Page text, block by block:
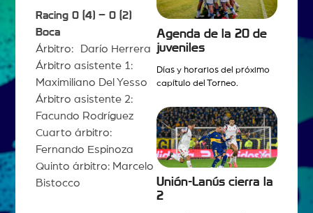
Racing 0 (4) – 0 (2)
Boca
Árbitro: Darío Herrera
Árbitro asistente 1:
Maximiliano Del Yesso
Árbitro asistente 2:
Facundo Rodríguez
Cuarto árbitro:
Fernando Espinoza
Quinto árbitro: Marcelo
Bistocco
Agenda de la 20 de
juveniles
Días y horarios del próximo
capítulo del Torneo.
Unión-Lanús cierra la
2